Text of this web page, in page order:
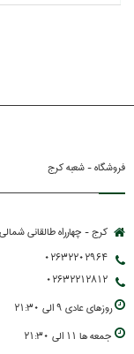
فروشگاه - شعبه کرج
کرج - چهارراه طالقانی
02632202964
02632212812
روزهاي عادي 9 الي 21:30
جمعه ها 11 الي 21:30